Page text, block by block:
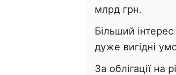
млрд грн.
Більший
дуже вигідні
За облігації на